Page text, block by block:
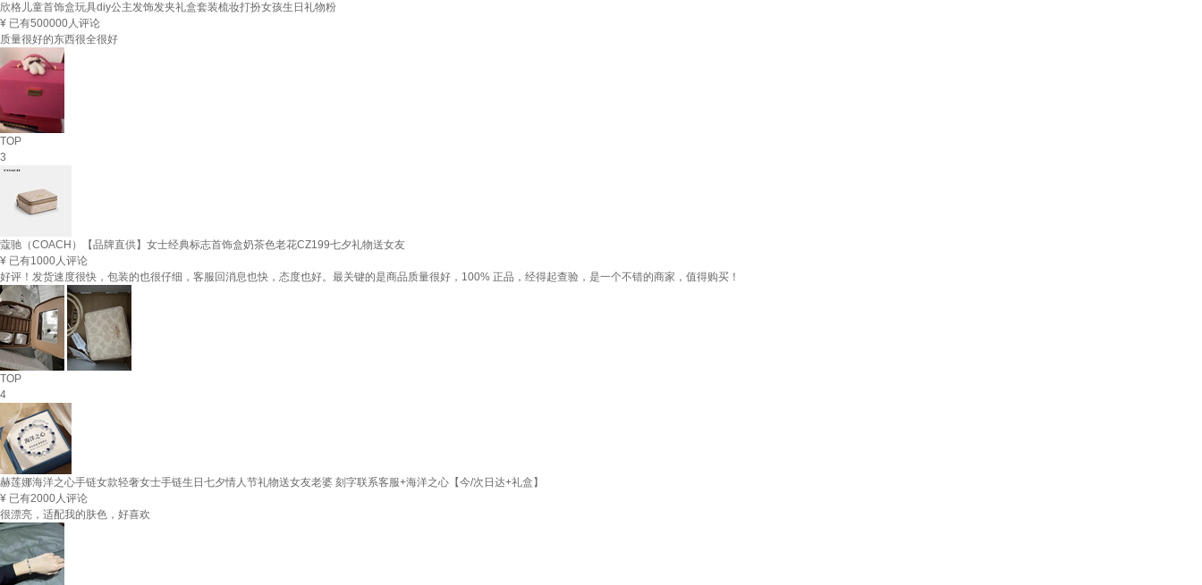
欣格儿童首饰盒玩具diy公主发饰发夹礼盒套装梳妆打扮女孩生日礼物粉
¥ 已有500000人评论
质量很好的东西很全很好
TOP
3
蔻驰（COACH）【品牌直供】女士经典标志首饰盒奶茶色老花CZ199七夕礼物送女友
¥ 已有1000人评论
好评！发货速度很快，包装的也很仔细，客服回消息也快，态度也好。最关键的是商品质量很好，100% 正品，经得起查验，是一个不错的商家，值得购买！
TOP
4
赫莲娜海洋之心手链女款轻奢女士手链生日七夕情人节礼物送女友老婆 刻字联系客服+海洋之心【今/次日达+礼盒】
¥ 已有2000人评论
很漂亮，适配我的肤色，好喜欢